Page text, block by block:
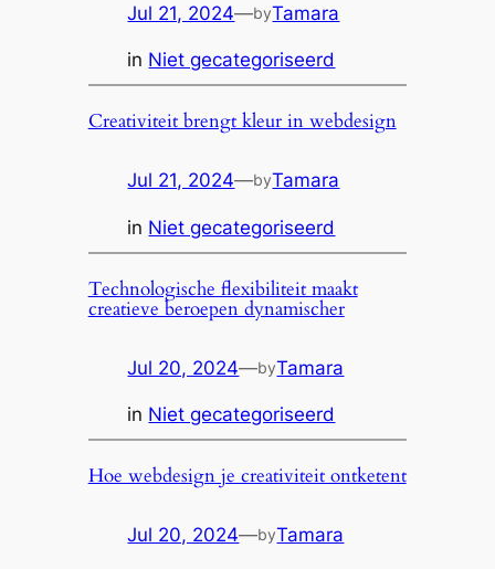
Jul 21, 2024—byTamara
in Niet gecategoriseerd
Creativiteit brengt kleur in webdesign
Jul 21, 2024—byTamara
in Niet gecategoriseerd
Technologische flexibiliteit maakt
creatieve beroepen dynamischer
Jul 20, 2024—byTamara
in Niet gecategoriseerd
Hoe webdesign je creativiteit ontketent
Jul 20, 2024—byTamara